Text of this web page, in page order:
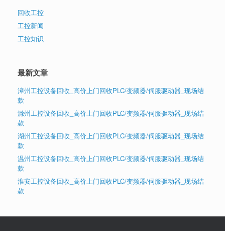
回收工控
工控新闻
工控知识
最新文章
漳州工控设备回收_高价上门回收PLC/变频器/伺服驱动器_现场结
款
滁州工控设备回收_高价上门回收PLC/变频器/伺服驱动器_现场结
款
湖州工控设备回收_高价上门回收PLC/变频器/伺服驱动器_现场结
款
温州工控设备回收_高价上门回收PLC/变频器/伺服驱动器_现场结
款
淮安工控设备回收_高价上门回收PLC/变频器/伺服驱动器_现场结
款